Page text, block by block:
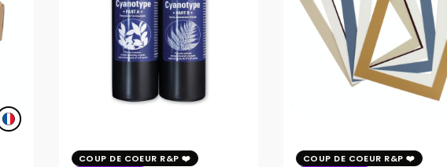
COUP DE COEUR R&P
COUP DE COEUR R&P